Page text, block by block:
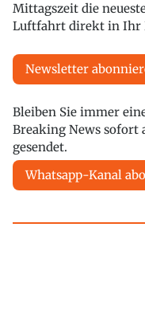
Mittagszeit die
Luftfahrt direkt in Ihr
Newsletter
Bleiben Sie immer
Breaking News sofort
gesendet.
Whatsapp-Kanal